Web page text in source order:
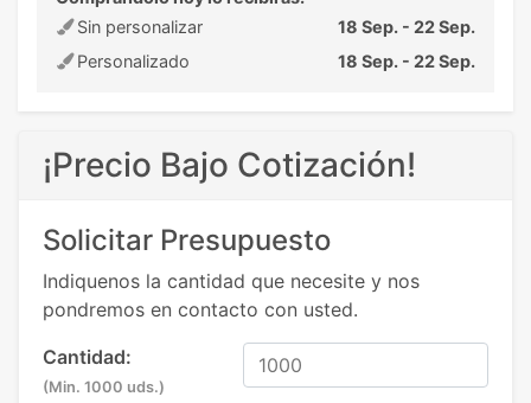
Sin personalizar
18 Sep. - 22 Sep.
Personalizado
18 Sep. - 22 Sep.
¡Precio Bajo Cotización!
Solicitar Presupuesto
Indiquenos la cantidad que necesite y nos
pondremos en contacto con usted.
Cantidad:
(Min. 1000 uds.)